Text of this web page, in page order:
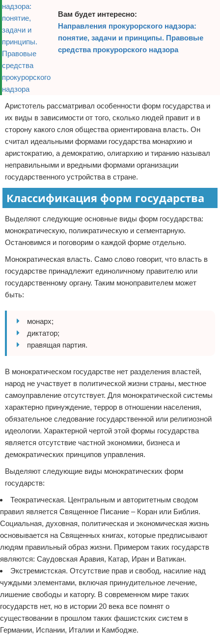
Вам будет интересно:
Направления прокурорского надзора:
понятие, задачи и принципы. Правовые
средства прокурорского надзора
Аристотель рассматривал особенности форм государства и
их виды в зависимости от того, сколько людей правит и в
сторону какого слоя общества ориентирована власть. Он
считал идеальными формами государства монархию и
аристократию, а демократию, олигархию и тиранию называл
неправильными и вредными формами организации
государственного устройства в стране.
Классификация форм государства
Выделяют следующие основные виды форм государства:
монократическую, поликратическую и сегментарную.
Остановимся и поговорим о каждой форме отдельно.
Монократическая власть. Само слово говорит, что власть в
государстве принадлежит единоличному правителю или
государственному органу. Таким моноправителем может
быть:
монарх;
диктатор;
правящая партия.
В монократическом государстве нет разделения властей,
народ не участвует в политической жизни страны, местное
самоуправление отсутствует. Для монократической системы
характерно принуждение, террор в отношении населения,
обязательное следование государственной или религиозной
идеологии. Характерной чертой этой формы государства
является отсутствие частной экономики, бизнеса и
демократических принципов управления.
Выделяют следующие виды монократических форм
государств:
Теократическая. Центральным и авторитетным сводом
правил является Священное Писание – Коран или Библия.
Социальная, духовная, политическая и экономическая жизнь
основывается на Священных книгах, которые предписывают
людям правильный образ жизни. Примером таких государств
являются: Саудовская Аравия, Катар, Иран и Ватикан.
Экстремистская. Отсутствие прав и свобод, насилие над
чуждыми элементами, включая принудительное лечение,
лишение свободы и каторгу. В современном мире таких
государств нет, но в истории 20 века все помнят о
существовании в прошлом таких фашистских систем в
Германии, Испании, Италии и Камбодже.